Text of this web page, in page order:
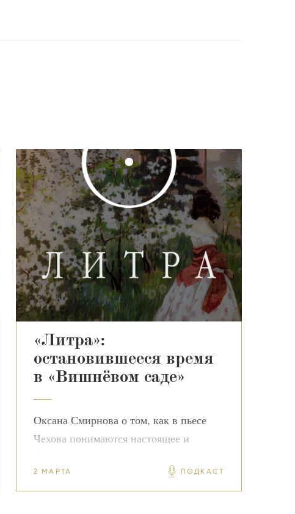
«Литра»:
остановившееся время
в «Вишнёвом саде»
Оксана Смирнова о том, как в пьесе
Чехова понимаются настоящее и
2 МАРТА ПОДКАСТ